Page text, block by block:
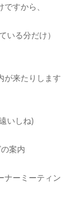
すから、
る分だけ）
が来たりします
いしね)
案内
ナーミーティン